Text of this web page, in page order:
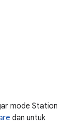
mode Station
dan untuk